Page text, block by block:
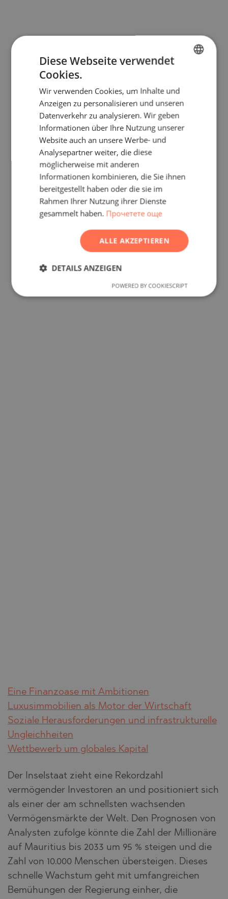
Eine Finanzoase mit Ambitionen
Luxusimmobilien als Motor der Wirtschaft
Soziale Herausforderungen und infrastrukturelle
Ungleichheiten
Wettbewerb um globales Kapital
Der Inselstaat zieht eine Rekordzahl
vermögender Investoren an und positioniert sich
als einer der am schnellsten wachsenden
Vermögensmärkte der Welt. Den Prognosen von
Analysten zufolge könnte die Zahl der Millionäre
auf Mauritius bis 2033 um 95 % steigen und die
Zahl von 10.000 Menschen übersteigen. Dieses
schnelle Wachstum geht mit umfangreichen
Bemühungen der Regierung einher, die
ENGLISH
RUSSIAN
GERMAN
FRENCH
ROMANIAN
Diese Webseite verwendet
Cookies.
Wir verwenden Cookies, um Inhalte und
Anzeigen zu personalisieren und unseren
Datenverkehr zu analysieren. Wir geben
Informationen über Ihre Nutzung unserer
Website auch an unsere Werbe- und
Analysepartner weiter, die diese
möglicherweise mit anderen
Informationen kombinieren, die Sie ihnen
bereitgestellt haben oder die sie im
Rahmen Ihrer Nutzung ihrer Dienste
gesammelt haben. Прочетете още
ALLE AKZEPTIEREN
DETAILS ANZEIGEN
POWERED BY COOKIESCRIPT